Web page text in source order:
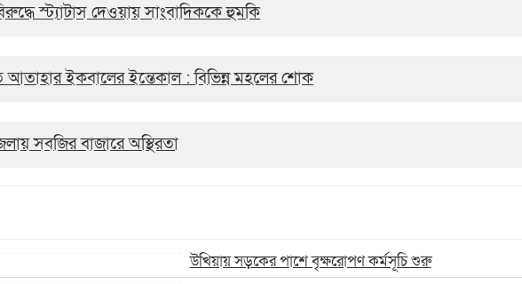
স্ট্যাটাস দেওয়ায় সাংবাদিককে হুমকি
আতাহার ইকবালের ইন্তেকাল : বিভিন্ন মহলের শোক
সবজির বাজারে অস্থিরতা
উখিয়ায় সড়কের পাশে বৃক্ষরোপণ কর্মসূচি শুরু